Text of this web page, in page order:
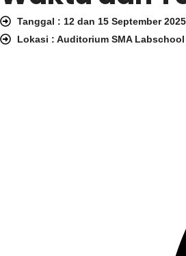
Tanggal : 12 dan 15 September 2025
Lokasi : Auditorium SMA